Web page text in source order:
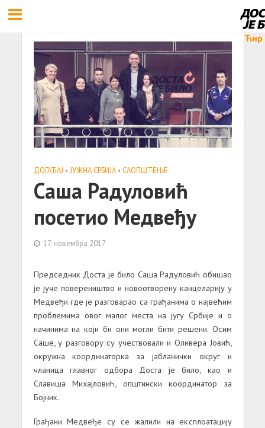
Ћир
ДОГАЂАЈ • ЈУЖНА СРБИЈА • САОПШТЕЊE
Саша Радуловић
посетио Медвеђу
17. новембра 2017.
Председник Доста је било Саша Радуловић обишао
је јуче повереништво и новоотворену канцеларију у
Медвеђи где је разговарао са грађанима о највећим
проблемима овог малог места на југу Србије и о
начинима на који би они могли бити решени. Осим
Саше, у разговору су учествовали и Оливера Јовић,
oкружна координаторка за јабланички округ и
чланица главног одбора Доста је било, као и
Славиша Михајловић, општински координатор за
Бојник.
Грађани Медвеђе су се жалили на експлоатацију